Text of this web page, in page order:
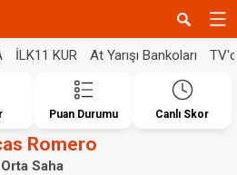
İLK11 KUR At Yarışı Bankoları
Puan Durumu Canlı Skor
Romero
Saha